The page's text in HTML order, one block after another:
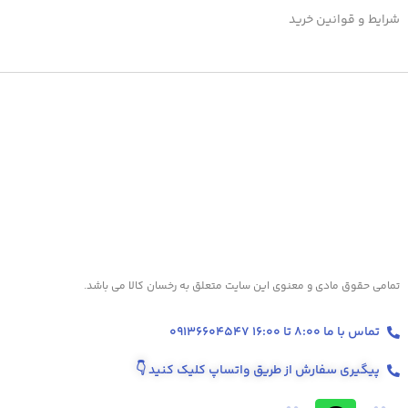
شرایط و قوانین خرید
تمامی حقوق مادی و معنوی این سایت متعلق به رخسان کالا می باشد.
تماس با ما 8:00 تا 16:00 09136604547
پیگیری سفارش از طریق واتساپ کلیک کنید👇